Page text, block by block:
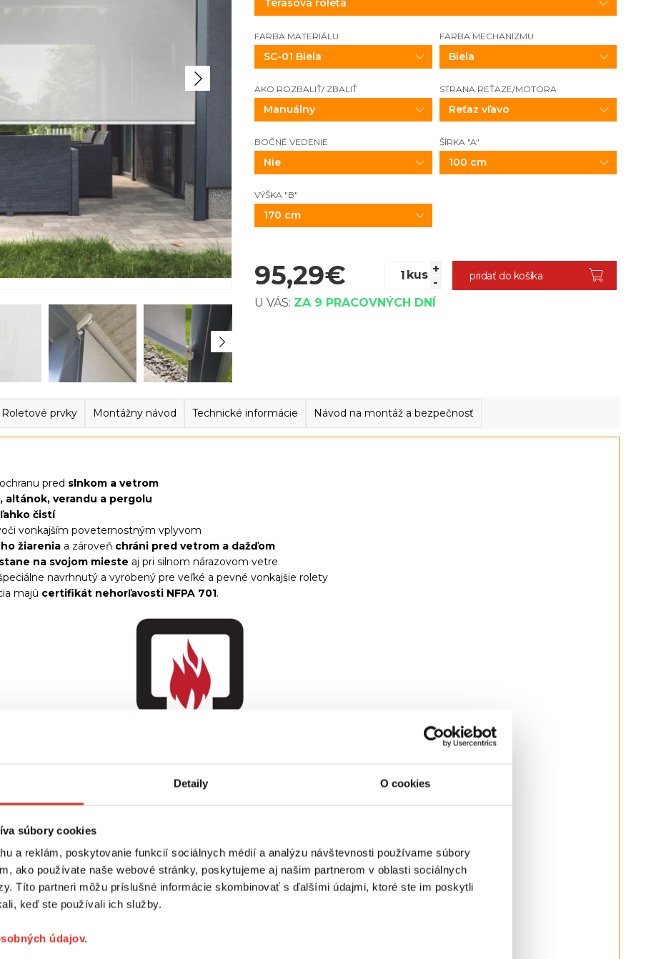
Detaily O cookies
súbory cookies
a reklám, poskytovanie funkcií sociálnych médií a analýzu návštevnosti používame súbory
ako používate naše webové stránky, poskytujeme aj našim partnerom v oblasti sociálnych
Títo partneri môžu príslušné informácie skombinovať s ďalšími údajmi, ktoré ste im poskytli
keď ste používali ich služby.
údajov.
FARBA MATERIÁLU
SC-01 Biela
FARBA MECHANIZMU
Biela
AKO ROZBALIŤ/ ZBALIŤ
Manuálny
STRANA REŤAZE/MOTORA
Reťaz vľavo
BOČNÉ VEDENIE
Nie
ŠÍRKA "A"
100 cm
VÝŠKA "B"
170 cm
95,29€ kus +
-
pridať do košíka
U VÁS: ZA 9 PRACOVNÝCH DNÍ
Roletové prvky Montážny návod Technické informácie Návod na montáž a bezpečnosť
pred slnkom a vetrom
altánok, verandu a pergolu
čistí
vonkajším poveternostným vplyvom
žiarenia a zároveň chráni pred vetrom a dažďom
na svojom mieste aj pri silnom nárazovom vetre
navrhnutý a vyrobený pre veľké a pevné vonkajšie rolety
majú certifikát nehorľavosti NFPA 701.
trubke
sú súčasťou sady, montážny návod súčasťou